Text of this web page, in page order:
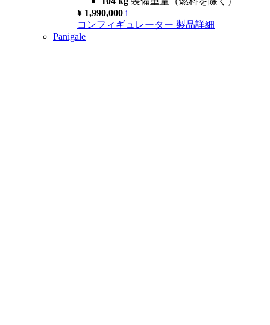
¥ 1,990,000 i
コンフィギュレーター 製品詳細
Panigale